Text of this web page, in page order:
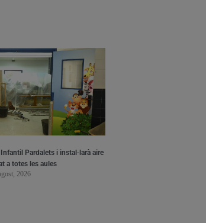
Pardalets i instal·larà aire
a totes les aules
2026